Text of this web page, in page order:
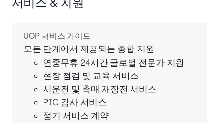
UOP 서비스 가이드
모든 단계에서 제공되는 종합 지원
연중무휴 24시간 글로벌 전문가 지원
현장 점검 및 교육 서비스
시운전 및 촉매 재장전 서비스
PIC 감사 서비스
정기 서비스 계약